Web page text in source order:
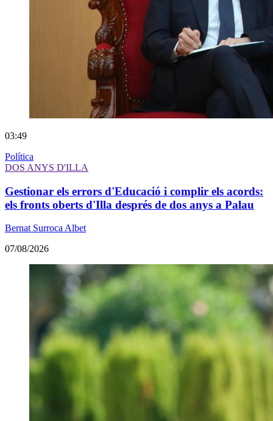
03:49
Política
DOS ANYS D'ILLA
Gestionar els errors d'Educació i complir els acords:
els fronts oberts d'Illa després de dos anys a Palau
Bernat Surroca Albet
07/08/2026